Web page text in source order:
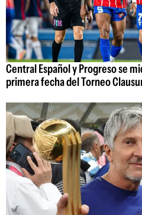
Central Español y Progreso se
primera fecha del Torneo